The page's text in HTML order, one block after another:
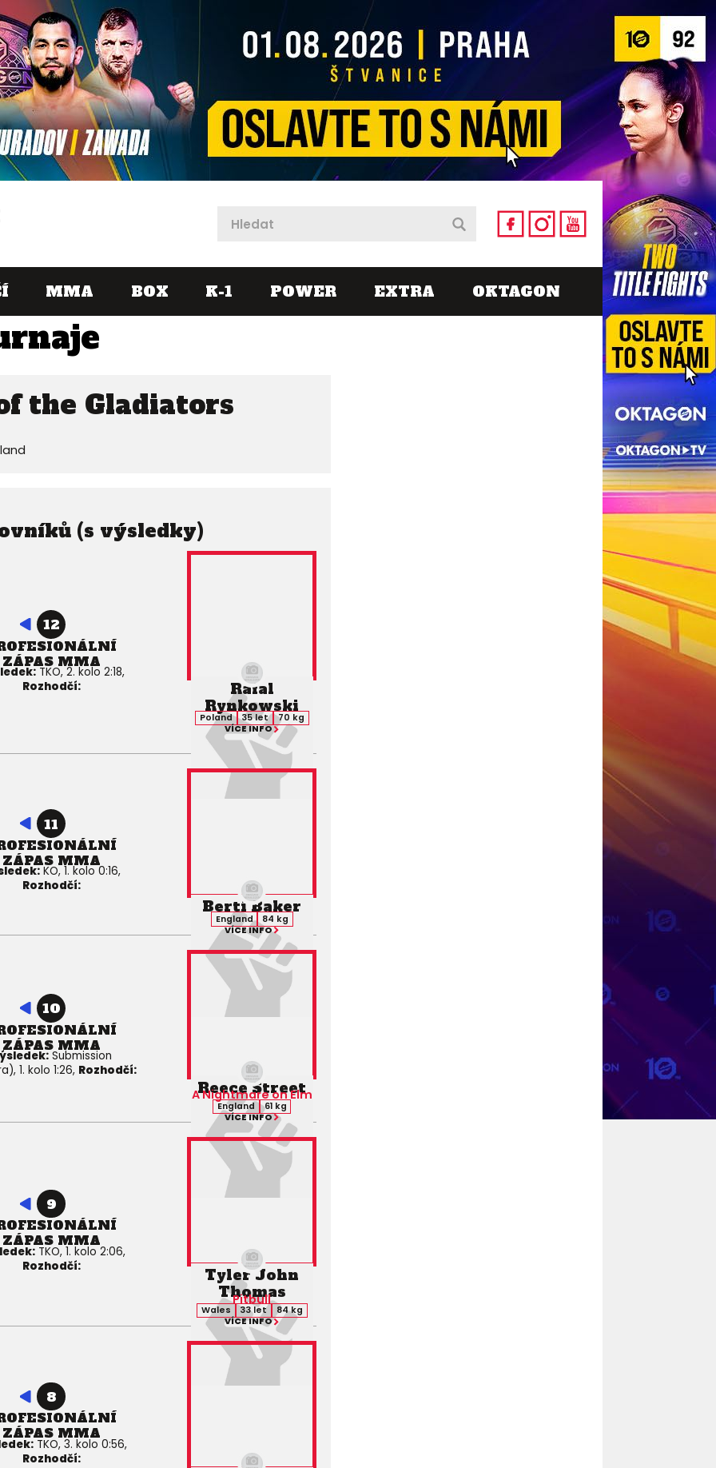
MMA BOX K-1 POWER EXTRA OKTAGON
the Gladiators
(s výsledky)
12
ZÁPAS MMA
TKO, 2. kolo 2:18,
Rozhodčí:
Rafal
Rynkowski
Poland 35 let
70 kg
VÍCE INFO
11
ZÁPAS MMA
KO, 1. kolo 0:16,
Rozhodčí:
Berti Baker
England
84 kg
VÍCE INFO
10
ZÁPAS MMA
Submission
1. kolo 1:26, Rozhodčí:
Reece Street
A Nightmare on Elm
England
61 kg
VÍCE INFO
9
ZÁPAS MMA
TKO, 1. kolo 2:06,
Rozhodčí:
Tyler John
Thomas
Pitbull
Wales 33 let
84 kg
VÍCE INFO
8
ZÁPAS MMA
TKO, 3. kolo 0:56,
Rozhodčí: